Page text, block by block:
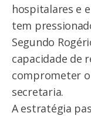
hospitalares e
tem
Segundo
capacidade de
comprometer
secretaria.
A estratégia